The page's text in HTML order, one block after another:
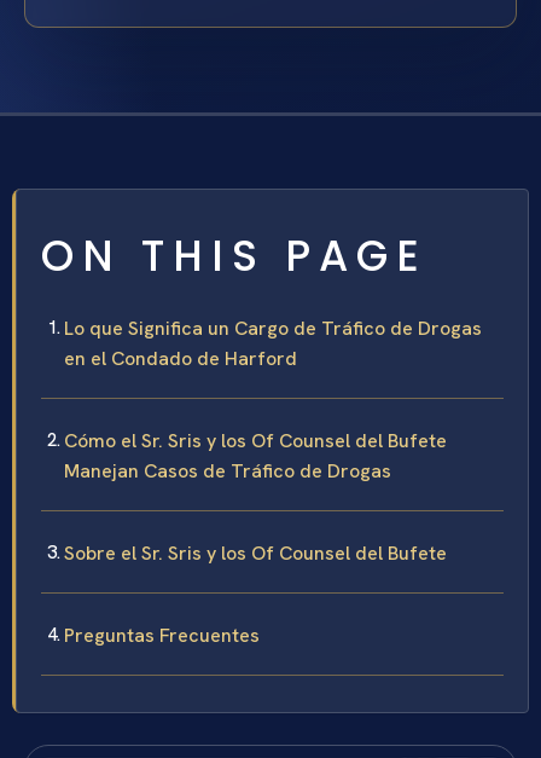
ON THIS PAGE
Lo que Significa un Cargo de Tráfico de Drogas
en el Condado de Harford
Cómo el Sr. Sris y los Of Counsel del Bufete
Manejan Casos de Tráfico de Drogas
Sobre el Sr. Sris y los Of Counsel del Bufete
Preguntas Frecuentes